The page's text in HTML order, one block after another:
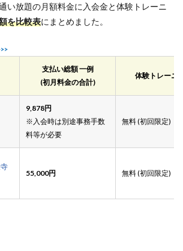
い放題の月額料金に入会金と体験トレーニ
を比較表にまとめました。
支払い総額 一例
(初月料金の合計)
体験トレーニ
9,878円
※入会時は別途事務手数
料等が必要
無料 (初回限定)
55,000円 無料 (初回限定)